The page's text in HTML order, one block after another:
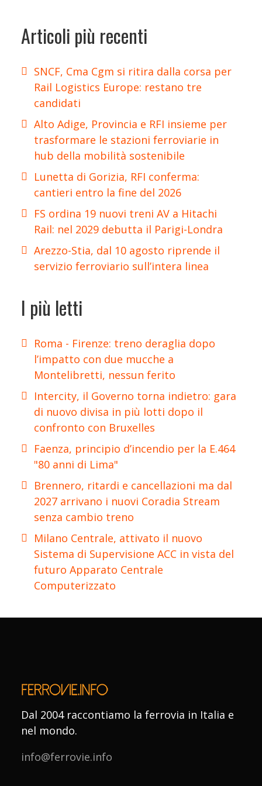
Articoli più recenti
SNCF, Cma Cgm si ritira dalla corsa per
Rail Logistics Europe: restano tre
candidati
Alto Adige, Provincia e RFI insieme per
trasformare le stazioni ferroviarie in
hub della mobilità sostenibile
Lunetta di Gorizia, RFI conferma:
cantieri entro la fine del 2026
FS ordina 19 nuovi treni AV a Hitachi
Rail: nel 2029 debutta il Parigi-Londra
Arezzo-Stia, dal 10 agosto riprende il
servizio ferroviario sull’intera linea
I più letti
Roma - Firenze: treno deraglia dopo
l’impatto con due mucche a
Montelibretti, nessun ferito
Intercity, il Governo torna indietro: gara
di nuovo divisa in più lotti dopo il
confronto con Bruxelles
Faenza, principio d’incendio per la E.464
"80 anni di Lima"
Brennero, ritardi e cancellazioni ma dal
2027 arrivano i nuovi Coradia Stream
senza cambio treno
Milano Centrale, attivato il nuovo
Sistema di Supervisione ACC in vista del
futuro Apparato Centrale
Computerizzato
Dal 2004 raccontiamo la ferrovia in Italia e
nel mondo.
info@ferrovie.info